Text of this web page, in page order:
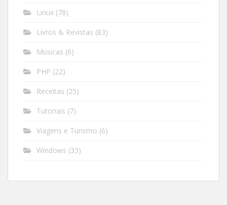
Linux (78)
Livros & Revistas (83)
Músicas (6)
PHP (22)
Receitas (25)
Tutoriais (7)
Viagens e Turismo (6)
Windows (33)